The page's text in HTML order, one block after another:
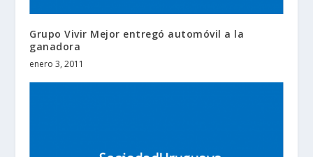
Grupo Vivir Mejor entregó automóvil a la
ganadora
enero 3, 2011